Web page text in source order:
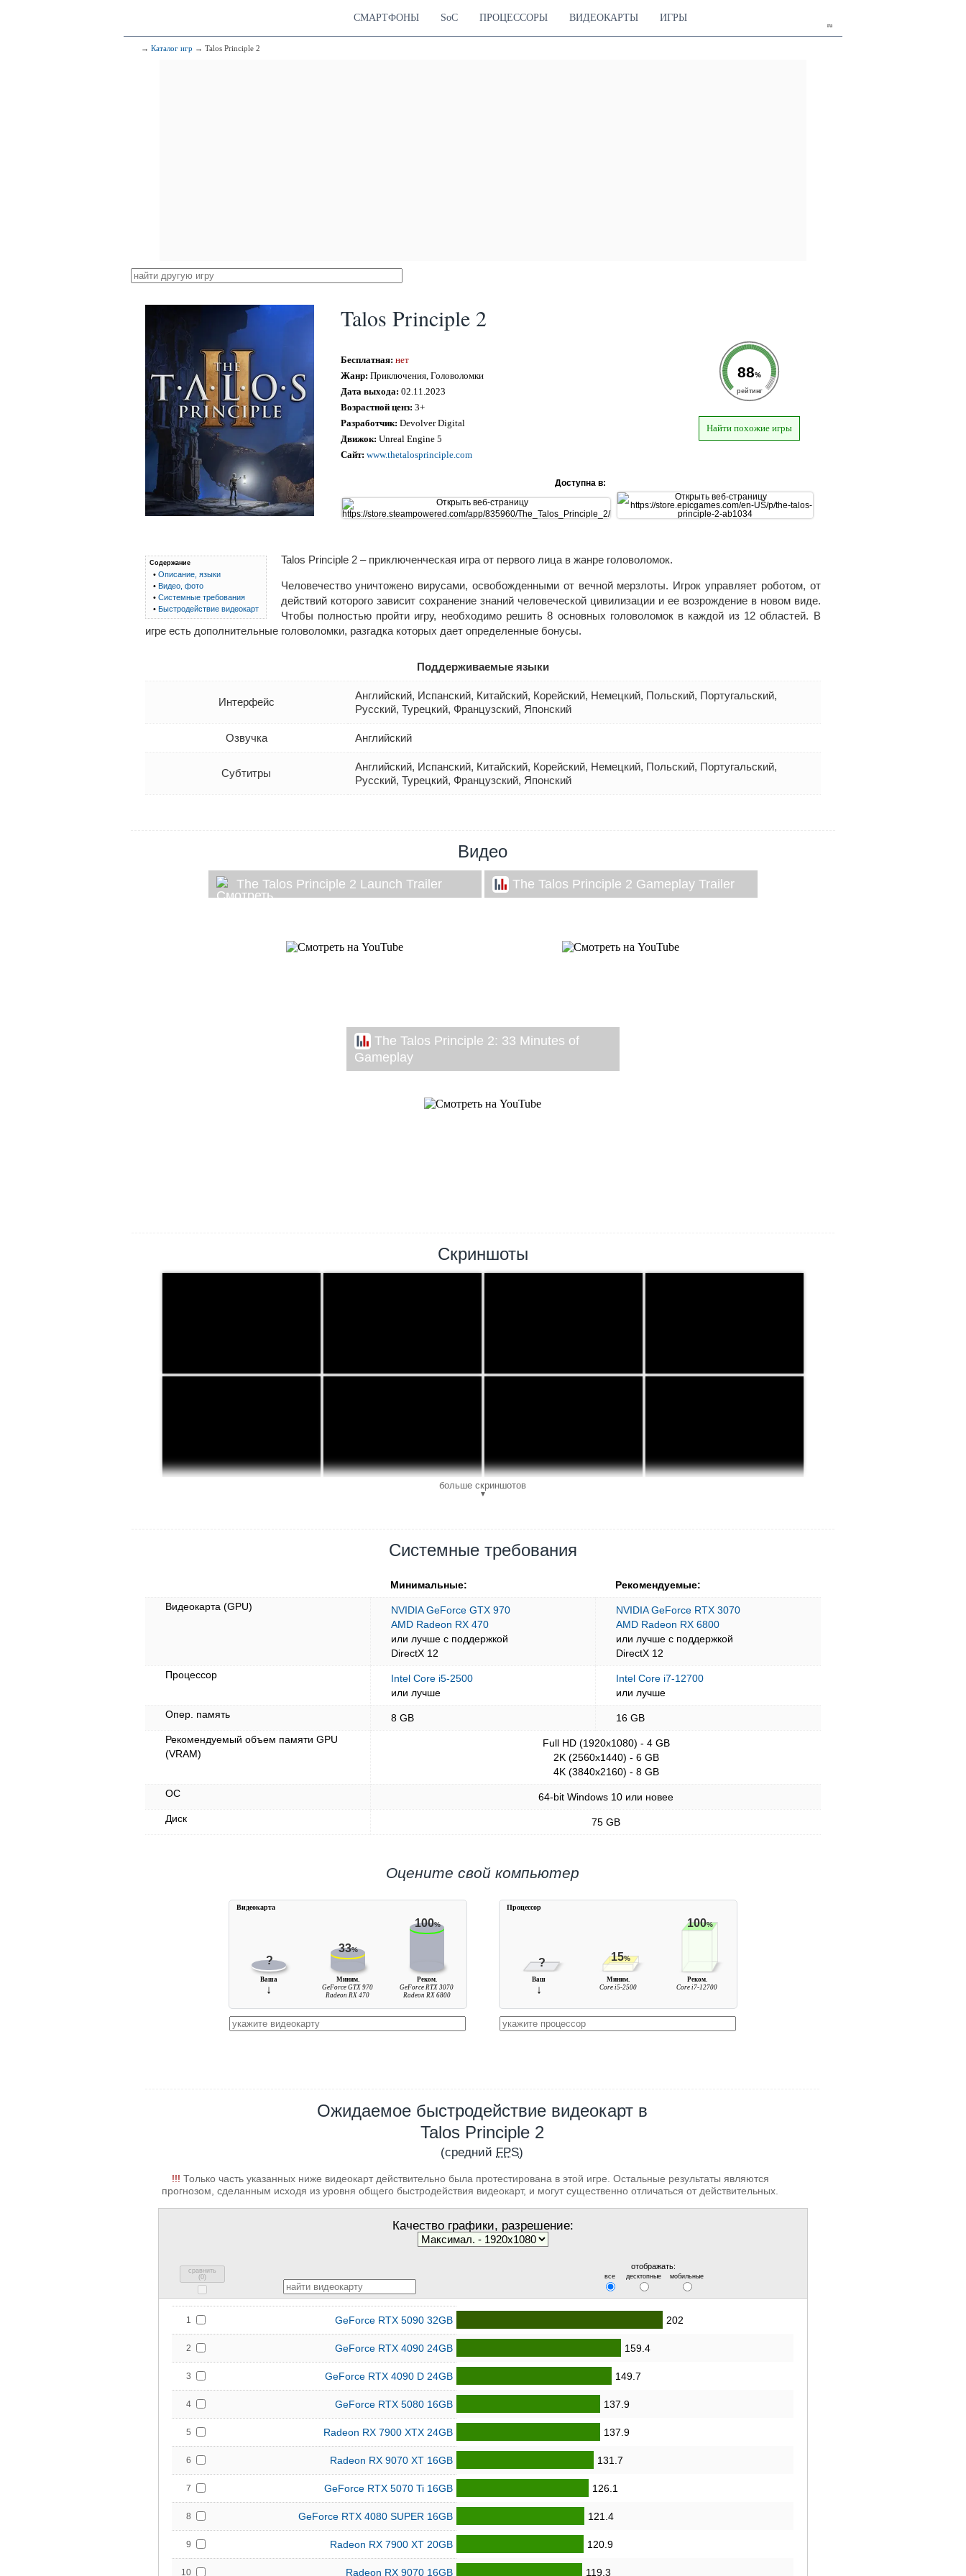
ru
СМАРТФОНЫ SoC ПРОЦЕССОРЫ ВИДЕОКАРТЫ ИГРЫ
→ Каталог игр → Talos Principle 2
Talos Principle 2
88%
рейтинг
Найти похожие игры
Бесплатная: нет
Жанр: Приключения, Головоломки
Дата выхода: 02.11.2023
Возрастной ценз: 3+
Разработчик: Devolver Digital
Движок: Unreal Engine 5
Сайт: www.thetalosprinciple.com
Доступна в:
Содержание
• Описание, языки
• Видео, фото
• Системные требования
• Быстродействие видеокарт
Talos Principle 2 – приключенческая игра от первого лица в жанре головоломок.
Человечество уничтожено вирусами, освобожденными от вечной мерзлоты. Игрок управляет роботом, от
действий которого зависит сохранение знаний человеческой цивилизации и ее возрождение в новом виде.
Чтобы полностью пройти игру, необходимо решить 8 основных головоломок в каждой из 12 областей. В
игре есть дополнительные головоломки, разгадка которых дает определенные бонусы.
Поддерживаемые языки
Интерфейс
Английский, Испанский, Китайский, Корейский, Немецкий, Польский, Португальский,
Русский, Турецкий, Французский, Японский
Озвучка Английский
Субтитры
Английский, Испанский, Китайский, Корейский, Немецкий, Польский, Португальский,
Русский, Турецкий, Французский, Японский
Видео
The Talos Principle 2 Launch Trailer The Talos Principle 2 Gameplay Trailer
The Talos Principle 2: 33 Minutes of
Gameplay
Скриншоты
больше скриншотов
▼
Системные требования
Минимальные:
Рекомендуемые:
Видеокарта (GPU)
NVIDIA GeForce GTX 970
AMD Radeon RX 470
или лучше с поддержкой
DirectX 12
NVIDIA GeForce RTX 3070
AMD Radeon RX 6800
или лучше с поддержкой
DirectX 12
Процессор
Intel Core i5-2500
или лучше
Intel Core i7-12700
или лучше
Опер. память
8 GB
16 GB
Рекомендуемый объем памяти GPU
(VRAM)
Full HD (1920x1080) - 4 GB
2K (2560x1440) - 6 GB
4K (3840x2160) - 8 GB
ОС
64-bit Windows 10 или новее
Диск
75 GB
Оцените свой компьютер
?
33%
100%
Ваша
↓
Миним.
GeForce GTX 970
Radeon RX 470
Реком.
GeForce RTX 3070
Radeon RX 6800
Видеокарта
? 15%
100%
Ваш
↓
Миним.
Core i5-2500
Реком.
Core i7-12700
Процессор
Ожидаемое быстродействие видеокарт в
Talos Principle 2
(средний FPS)
!!! Только часть указанных ниже видеокарт действительно была протестирована в этой игре. Остальные результаты являются
прогнозом, сделанным исходя из уровня общего быстродействия видеокарт, и могут существенно отличаться от действительных.
Качество графики, разрешение:
сравнить
(0)
отображать:
все десктопные мобильные
1 GeForce RTX 5090 32GB 202
2 GeForce RTX 4090 24GB 159.4
3 GeForce RTX 4090 D 24GB 149.7
4 GeForce RTX 5080 16GB 137.9
5 Radeon RX 7900 XTX 24GB 137.9
6 Radeon RX 9070 XT 16GB 131.7
7 GeForce RTX 5070 Ti 16GB 126.1
8 GeForce RTX 4080 SUPER 16GB 121.4
9 Radeon RX 7900 XT 20GB 120.9
10 Radeon RX 9070 16GB 119.3